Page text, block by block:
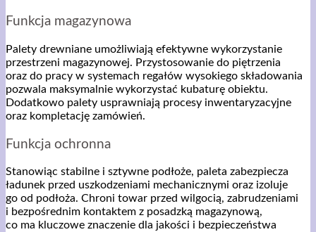
Funkcja magazynowa
Palety drewniane umożliwiają efektywne wykorzystanie
przestrzeni magazynowej. Przystosowanie do piętrzenia
oraz do pracy w systemach regałów wysokiego składowania
pozwala maksymalnie wykorzystać kubaturę obiektu.
Dodatkowo palety usprawniają procesy inwentaryzacyjne
oraz kompletację zamówień.
Funkcja ochronna
Stanowiąc stabilne i sztywne podłoże, paleta zabezpiecza
ładunek przed uszkodzeniami mechanicznymi oraz izoluje
go od podłoża. Chroni towar przed wilgocią, zabrudzeniami
i bezpośrednim kontaktem z posadzką magazynową,
co ma kluczowe znaczenie dla jakości i bezpieczeństwa